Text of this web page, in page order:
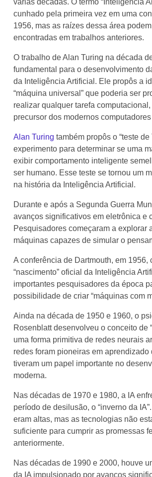
várias décadas. O termo “Inteligência
cunhado pela primeira vez em uma
1956, mas as raízes dessa área
encontradas em trabalhos anteriores.
O trabalho de Alan Turing na década
fundamental para o desenvolvimento
da Inteligência Artificial. Ele propôs a
“máquina universal” que poderia ser
realizar qualquer tarefa
precursor dos modernos
Alan Turing também propôs o “teste de
experimento para determinar se uma
exibir comportamento inteligente
ser humano. Esse teste se tornou um
na história da Inteligência Artificial.
Durante e após a Segunda Guerra
avanços significativos em eletrônica e
Pesquisadores começaram a explorar
máquinas capazes de simular o
A conferência de Dartmouth, em 1956,
“nascimento” oficial da Inteligência
importantes pesquisadores da época
possibilidade de criar “máquinas com
Ainda na década de 1950 e 1960, o
Rosenblatt desenvolveu o conceito de
uma forma primitiva de redes neurais
redes foram pioneiras em aprendizado
tiveram um papel importante no
moderna.
Nas décadas de 1970 e 1980, a IA
período de desilusão, o “inverno da
eram altas, mas as tecnologias não
suficiente para cumprir as promessas
anteriormente.
Nas décadas de 1990 e 2000, houve
da IA impulsionado por avanços